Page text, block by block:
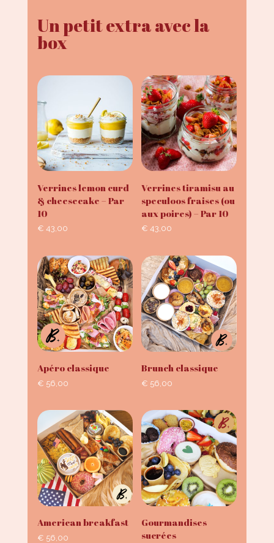
Un petit extra avec la
box
Verrines lemon curd
& cheesecake – Par
10
€ 43,00
Verrines tiramisu au
speculoos fraises (ou
aux poires) – Par 10
€ 43,00
Apéro classique
€ 56,00
Brunch classique
€ 56,00
American breakfast
€ 56,00
Gourmandises
sucrées